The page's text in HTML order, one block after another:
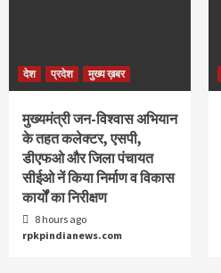
देश प्रदेश मुख्य ख़बर
मुख्यमंत्री जन-विश्वास अभियान
के तहत कलेक्टर, एसपी,
डीएफओ और जिला पंचायत
सीईओ नें किया निर्माण व विकास
कार्यों का निरीक्षण
8 hours ago
rpkpindianews.com